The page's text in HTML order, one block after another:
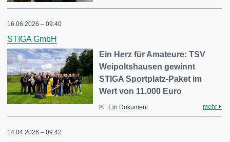
16.06.2026 – 09:40
STIGA GmbH
Ein Herz für Amateure: TSV
Weipoltshausen gewinnt
STIGA Sportplatz-Paket im
Wert von 11.000 Euro
Ein Dokument mehr
14.04.2026 – 09:42